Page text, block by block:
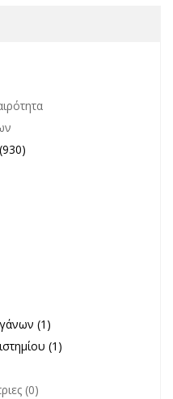
filter
filter
επικαιρότητα filter
φορέων filter
filter
filter
Οργάνων filter
(1)
Οργάνων filter
filter
(1)
filter
(0)